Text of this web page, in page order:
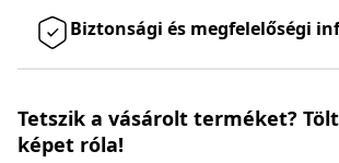
Biztonsági és megfelelőségi
Tetszik a vásárolt terméket?
képet róla!